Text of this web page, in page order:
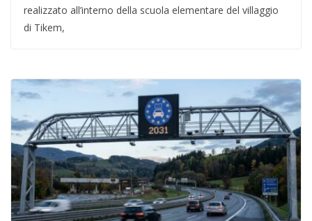
realizzato all’interno della scuola elementare del villaggio
di Tikem,